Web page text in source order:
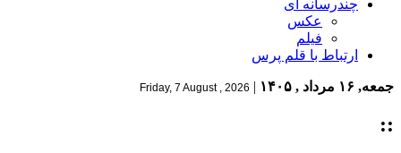
چندرسانه ای
عکس
فیلم
ارتباط با قلم پرس
جمعه, ۱۶ مرداد , ۱۴۰۵ |
Friday, 7 August , 2026
::